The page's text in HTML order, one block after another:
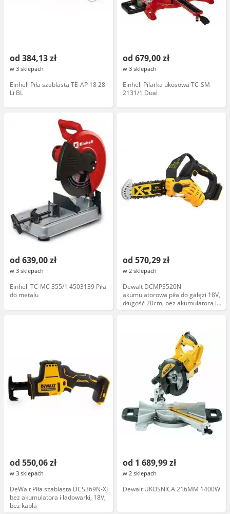
od 384,13 zł
w 3 sklepach
Einhell Piła szablasta TE-AP 18 28
Li BL
od 679,00 zł
w 3 sklepach
Einhell Pilarka ukosowa TC-SM
2131/1 Dual
od 639,00 zł
w 3 sklepach
Einhell TC-MC 355/1 4503139 Piła
do metalu
od 570,29 zł
w 2 sklepach
Dewalt DCMPS520N
akumulatorowa piła do gałęzi 18V,
długość 20cm, bez akumulatora i
ładowarki
od 550,06 zł
w 3 sklepach
DeWalt Piła szablasta DCS369N-XJ
bez akumulatora i ładowarki, 18V,
bez kabla
od 1 689,99 zł
w 2 sklepach
Dewalt UKOSNICA 216MM 1400W